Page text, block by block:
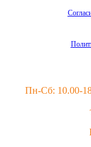
Пн-Сб: 10.00-